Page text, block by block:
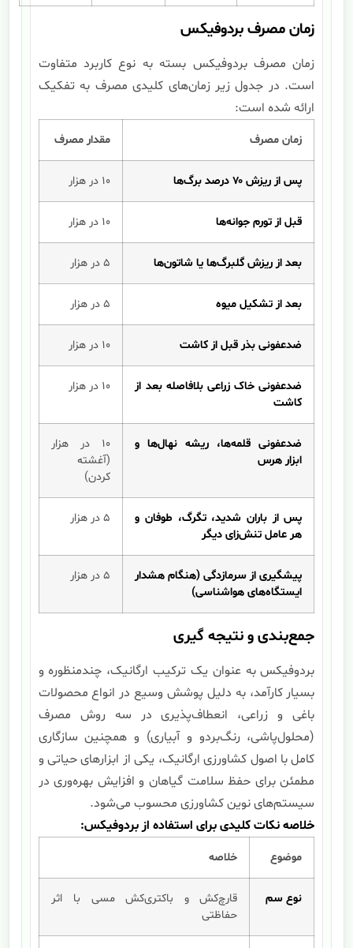
زمان مصرف بردوفیکس
زمان مصرف بردوفیکس بسته به نوع کاربرد متفاوت
است. در جدول زیر زمان‌های کلیدی مصرف به تفکیک
ارائه شده است:
زمان مصرف مقدار مصرف
پس از ریزش ۷۰ درصد برگ‌ها ۱۰ در هزار
قبل از تورم جوانه‌ها ۱۰ در هزار
بعد از ریزش گلبرگ‌ها یا شاتون‌ها ۵ در هزار
بعد از تشکیل میوه ۵ در هزار
ضدعفونی بذر قبل از کاشت ۱۰ در هزار
ضدعفونی خاک زراعی بلافاصله بعد از
کاشت
۱۰ در هزار
ضدعفونی قلمه‌ها، ریشه نهال‌ها و
ابزار هرس
۱۰ در هزار
(آغشته
کردن)
پس از باران شدید، تگرگ، طوفان و
هر عامل تنش‌زای دیگر
۵ در هزار
پیشگیری از سرمازدگی (هنگام هشدار
ایستگاه‌های هواشناسی)
۵ در هزار
جمع‌بندی و نتیجه گیری
بردوفیکس به عنوان یک ترکیب ارگانیک، چندمنظوره و
بسیار کارآمد، به دلیل پوشش وسیع در انواع محصولات
باغی و زراعی، انعطاف‌پذیری در سه روش مصرف
(محلول‌پاشی، رنگ‌بردو و آبیاری) و همچنین سازگاری
کامل با اصول کشاورزی ارگانیک، یکی از ابزارهای حیاتی و
مطمئن برای حفظ سلامت گیاهان و افزایش بهره‌وری در
سیستم‌های نوین کشاورزی محسوب می‌شود.
خلاصه نکات کلیدی برای استفاده از بردوفیکس:
موضوع خلاصه
نوع سم
قارچ‌کش و باکتری‌کش مسی با اثر
حفاظتی